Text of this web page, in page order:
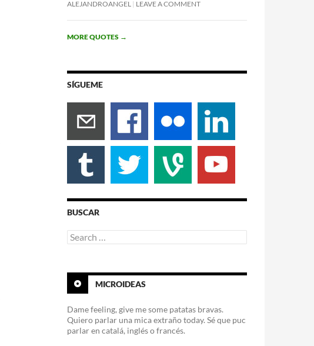
ALEJANDROANGEL LEAVE A COMMENT
MORE QUOTES →
SÍGUEME
BUSCAR
Search
for:
MICROIDEAS
Dame feeling, give me some patatas bravas.
Quiero parlar una mica extraño today. Sé que puc
parlar en catalá, inglés o francés.